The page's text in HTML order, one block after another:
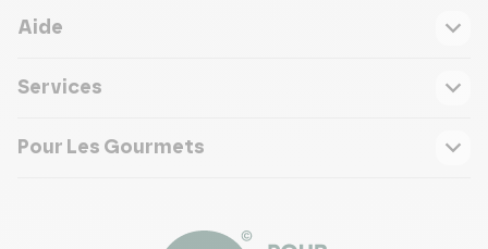
Aide
Services
Pour Les Gourmets